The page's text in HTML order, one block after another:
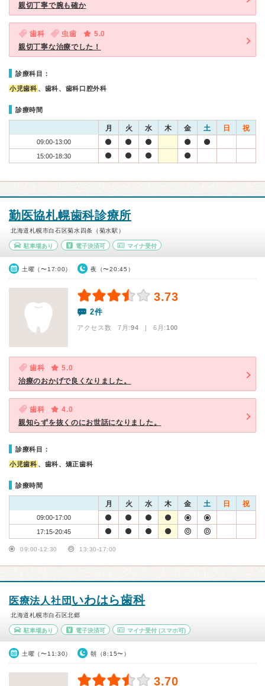
親切丁寧で腕も確か
歯科 虫歯
5.0
親切丁寧な治療でした！
診療科目：
小児歯科 、歯科、歯科口腔外科
診療時間
月 火 水 木 金 土 日 祝
09:00-13:00
15:00-18:30
勤医協札幌歯科診療所
北海道札幌市白石区菊水四条（菊水駅）
駐車場あり 電子決済可 マイナ受付
土曜（〜17:00） 夜（〜20:45）
3.73
2件
アクセス数 7月:94 | 6月:100
歯科
5.0
治療のおかげで良くなりました。
歯科
4.0
親知らずを抜くのにお世話になりました。
診療科目：
小児歯科 、歯科、矯正歯科
診療時間
月 火 水 木 金 土 日 祝
09:00-17:00
17:15-20:45
09:00-12:30 13:30-17:00
医療法人社団 いわはら歯科
北海道札幌市白石区北郷
駐車場あり 電子決済可 マイナ受付 (スマホ可)
土曜（〜11:30） 朝（8:15〜）
3.70